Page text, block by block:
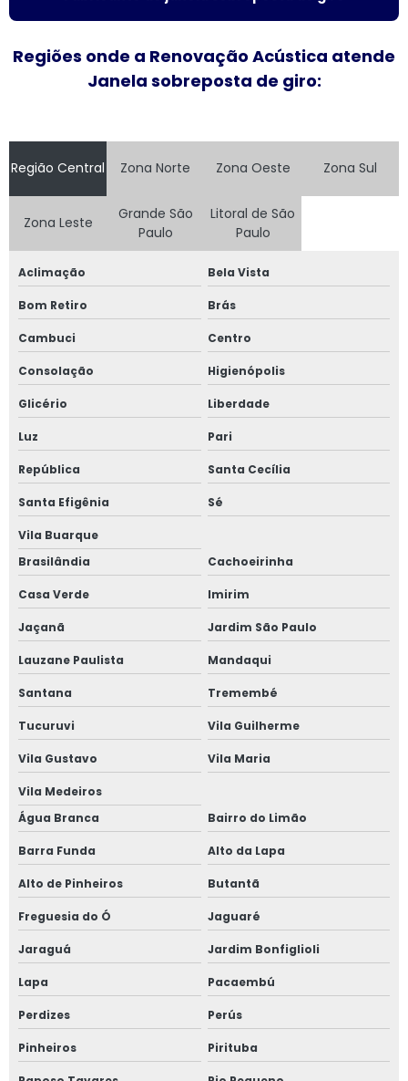
Instalação de tela mosquiteira
Janela acústica são paulo
Janela acústica sobrepor
Janela acústica sobreposta
Janela acústica vidro duplo
Janela acústica vidro triplo
Janela alto padrão
Janela com alto padrão acústico
Janela de alumínio anti ruído com vidro duplo
Janela de alumínio anti ruído com vidro fumê
Janela de alumínio sob medida
Janela de alumínio sobreposta
Janela de alumínio sobreposta em são paulo
Janela de alumínio sobreposta em sp
Janela em aluminio vidro duplo
Janela anti barulho
Janela anti barulho para residências
Janela anti ruído sobrepor
Janela anti ruído de sobrepor slim
Janela anti ruído sobreposta
Janela anti som
Janela para casas de alto padrão
Regiões onde a Renovação Acústica atende
Janela sobreposta de giro:
Região Central Zona Norte Zona Oeste Zona Sul
Zona Leste
Grande São
Paulo
Litoral de São
Paulo
Aclimação Bela Vista
Bom Retiro Brás
Cambuci Centro
Consolação Higienópolis
Glicério Liberdade
Luz Pari
República Santa Cecília
Santa Efigênia Sé
Vila Buarque
Brasilândia
Cachoeirinha
Casa Verde Imirim
Jaçanã Jardim São Paulo
Lauzane Paulista Mandaqui
Santana Tremembé
Tucuruvi Vila Guilherme
Vila Gustavo Vila Maria
Vila Medeiros
Água Branca
Bairro do Limão
Barra Funda Alto da Lapa
Alto de Pinheiros Butantã
Freguesia do Ó Jaguaré
Jaraguá Jardim Bonfiglioli
Lapa Pacaembú
Perdizes Perús
Pinheiros Pirituba